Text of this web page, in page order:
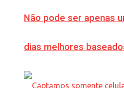
Não pode ser apenas
dias melhores